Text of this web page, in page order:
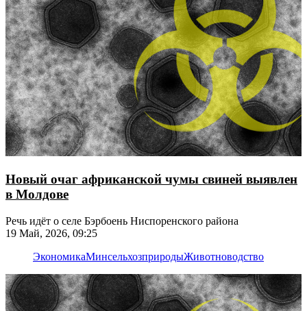
Новый очаг африканской чумы свиней выявлен
в Молдове
Речь идёт о селе Бэрбоень Ниспоренского района
19 Май, 2026, 09:25
ЭкономикаМинсельхозприродыЖивотноводство